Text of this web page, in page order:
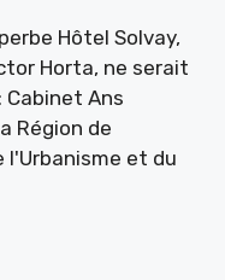
Hôtel Solvay,
Horta, ne serait
Cabinet Ans
Région de
l'Urbanisme et du